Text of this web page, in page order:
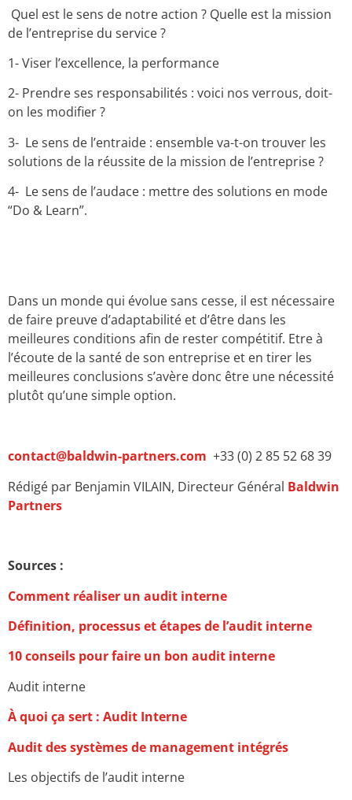
Quel est le sens de notre action ? Quelle est la mission
de l’entreprise du service ?
1- Viser l’excellence, la performance
2- Prendre ses responsabilités : voici nos verrous, doit-
on les modifier ?
3- Le sens de l’entraide : ensemble va-t-on trouver les
solutions de la réussite de la mission de l’entreprise ?
4- Le sens de l’audace : mettre des solutions en mode
“Do & Learn”.
Dans un monde qui évolue sans cesse, il est nécessaire
de faire preuve d’adaptabilité et d’être dans les
meilleures conditions afin de rester compétitif. Etre à
l’écoute de la santé de son entreprise et en tirer les
meilleures conclusions s’avère donc être une nécessité
plutôt qu’une simple option.
contact@baldwin-partners.com +33 (0) 2 85 52 68 39
Rédigé par Benjamin VILAIN, Directeur Général Baldwin
Partners
Sources :
Comment réaliser un audit interne
Définition, processus et étapes de l’audit interne
10 conseils pour faire un bon audit interne
Audit interne
À quoi ça sert : Audit Interne
Audit des systèmes de management intégrés
Les objectifs de l’audit interne